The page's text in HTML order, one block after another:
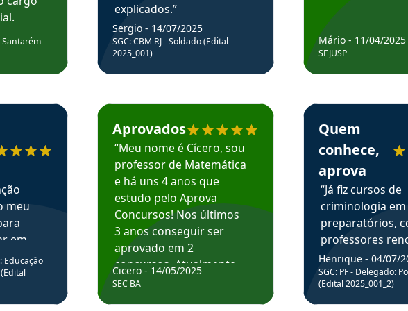
na
o Aprova Concursos em depoimento
meu
em
Educação
explicados.”
Sergio - 14/07/2025
SGC: CBM RJ - Soldado (Edital
2025_001)
Estudante Cicero recomenda o Aprova Concursos em depoimento
Aprovados
“Meu nome é Cícero, sou
professor de Matemática
e há uns 4 anos que
estudo pelo Aprova
Concursos! Nos últimos
3 anos conseguir ser
aprovado em 2
concursos. Atualmente,
estou atuando como
Cicero - 14/05/2025
SEC BA
Mário - 11/04/2025
SEJUSP
Estudante Henrique
Quem
conhece,
aprova
“Já fiz cursos de
criminologia em
preparatórios,
professores
fiz curso em pós
graduação.
Professor do
sem dúvida, o
Henrique - 04/07/
SGC: PF - Delegado:
(Edital 2025_001_2)